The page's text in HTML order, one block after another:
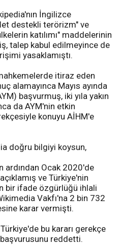
İngilizce
destekli terörizm" ve
katılımı" maddelerinin
talep kabul edilmeyince de
yasaklamıştı.
itiraz eden
alamayınca Mayıs ayında
başvurmuş, iki yıla yakın
da AYM'nin etkin
konuyu AİHM'e
doğru bilgiyi koysun,
ardından Ocak 2020'de
ve Türkiye'nin
bir ifade özgürlüğü ihlali
Vakfı'na 2 bin 732
karar vermişti.
bu kararı gerekçe
reddetti.